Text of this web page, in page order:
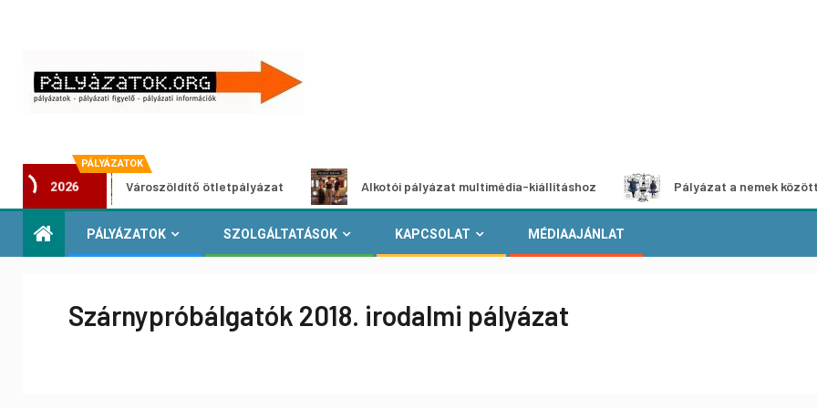
PÁLYÁZATOK
2026Városzöldítő ötletpályázat Alkotói pályázat multimédia-kiállításhoz Pályázat a nemek közötti
PÁLYÁZATOK SZOLGÁLTATÁSOK KAPCSOLAT MÉDIAAJÁNLAT
Szárnypróbálgatók 2018. irodalmi pályázat